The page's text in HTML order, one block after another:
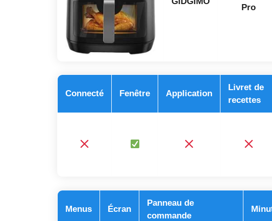
Pro
Connecté Fenêtre Application
Livret de
recettes
Menus Écran
Panneau de
commande